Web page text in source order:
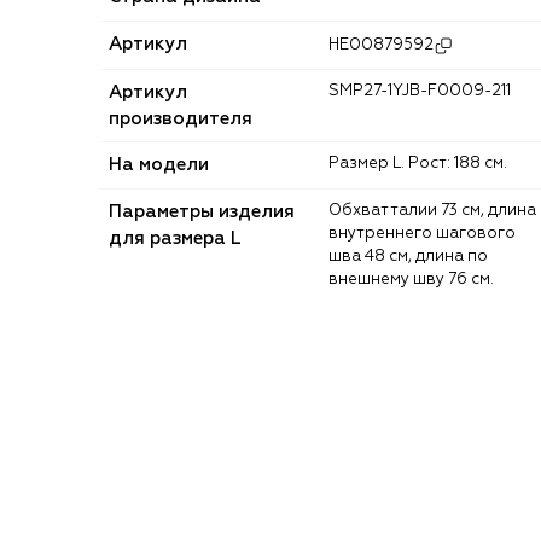
Артикул HE00879592
Артикул
производителя
SMP27-1YJB-F0009-211
На модели Размер L. Рост: 188 см.
Параметры изделия
для размера L
Обхват талии 73 см, длина
внутреннего шагового
шва 48 см, длина по
внешнему шву 76 см.